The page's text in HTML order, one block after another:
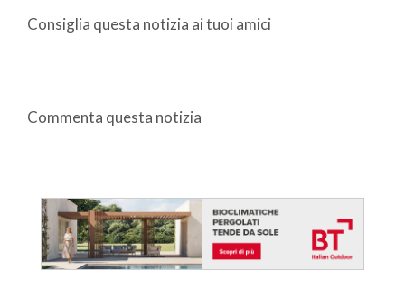
Consiglia questa notizia ai tuoi amici
Commenta questa notizia